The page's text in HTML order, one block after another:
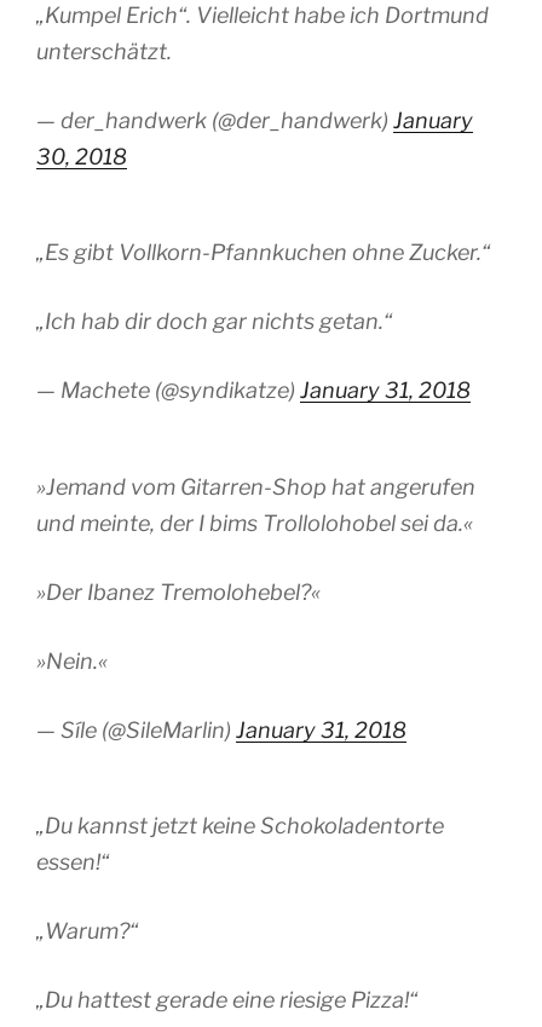
„Kumpel Erich“. Vielleicht habe ich Dortmund
unterschätzt.
— der_handwerk (@der_handwerk) January
30, 2018
„Es gibt Vollkorn-Pfannkuchen ohne Zucker.“
„Ich hab dir doch gar nichts getan.“
— Machete (@syndikatze) January 31, 2018
»Jemand vom Gitarren-Shop hat angerufen
und meinte, der I bims Trollolohobel sei da.«
»Der Ibanez Tremolohebel?«
»Nein.«
— Síle (@SileMarlin) January 31, 2018
„Du kannst jetzt keine Schokoladentorte
essen!“
„Warum?“
„Du hattest gerade eine riesige Pizza!“